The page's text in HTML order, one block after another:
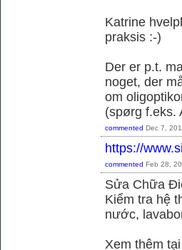
Katrine
praksis :-)
Der er p.t.
noget, der
om
(spørg f.eks.
commented Dec 7,
https://
commented Feb 28,
Sửa Chữa
Kiểm tra hệ
nước,
Xem thêm